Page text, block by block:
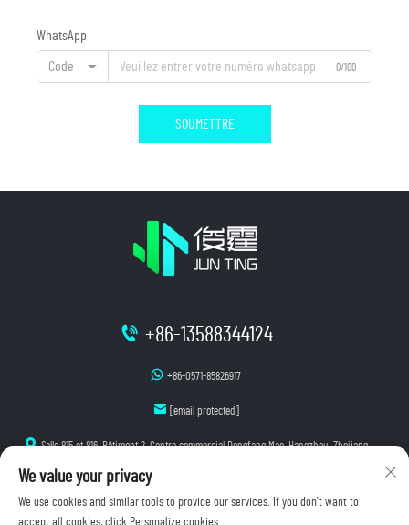
WhatsApp
Code 0/100
SOUMETTRE
+86-13588344124
+86-0571-85826917
[email protected]
Salle 815 et 816, Bâtiment 2, Centre commercial Dongfang Mao, Hangzhou, Zhejiang
We value your privacy
We use cookies and similar tools to provide our services. If you don't want to
accept all cookies, click Personalize cookies.